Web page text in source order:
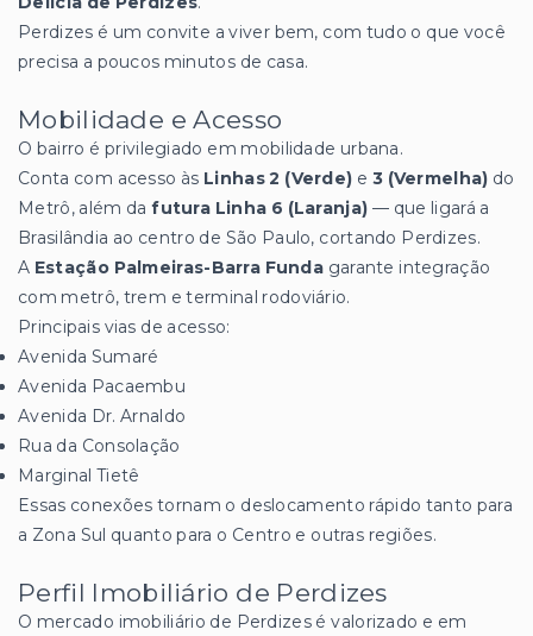
Perdizes é um convite a viver bem, com tudo o que você
precisa a poucos minutos de casa.
Mobilidade e Acesso
O bairro é privilegiado em mobilidade urbana.
Conta com acesso às Linhas 2 (Verde) e 3 (Vermelha) do
Metrô, além dafutura Linha 6 (Laranja) — que ligará a
Brasilândia ao centro de São Paulo, cortando Perdizes.
A Estação Palmeiras-Barra Funda garante integração
com metrô, trem e terminal rodoviário.
Principais vias de acesso:
Avenida Sumaré
Avenida Pacaembu
Avenida Dr. Arnaldo
Rua da Consolação
Marginal Tietê
Essas conexões tornam o deslocamento rápido tanto para
a Zona Sul quanto para o Centro e outras regiões.
Perfil Imobiliário de Perdizes
O mercado imobiliário de Perdizes é valorizado e em